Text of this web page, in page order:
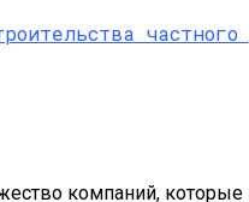
компаний,